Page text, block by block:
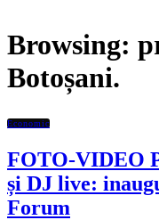
Browsing:
Botoșani.
Economic
FOTO-VIDEO
și DJ live:
Forum